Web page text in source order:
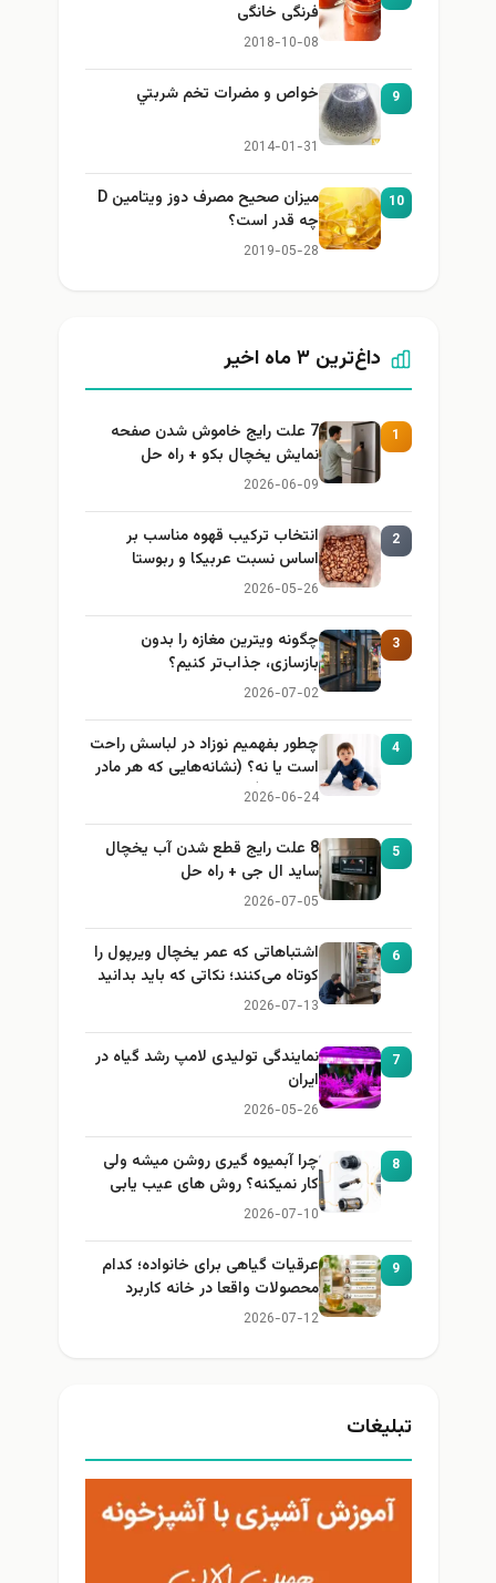
فرنگی خانگی
2018-10-08
9 خواص و مضرات تخم شربتي
2014-01-31
10
میزان صحیح مصرف دوز ویتامین D
چه قدر است؟
2019-05-28
داغ‌ترین ۳ ماه اخیر
1
7 علت رایج خاموش شدن صفحه
نمایش یخچال بکو + راه حل
2026-06-09
2
انتخاب ترکیب قهوه مناسب بر
اساس نسبت عربیکا و ربوستا
2026-05-26
3
چگونه ویترین مغازه را بدون
بازسازی، جذاب‌تر کنیم؟
2026-07-02
4
چطور بفهمیم نوزاد در لباسش راحت
است یا نه؟ (نشانه‌هایی که هر مادر
باید بداند)
2026-06-24
5
8 علت رایج قطع شدن آب یخچال
ساید ال جی + راه حل
2026-07-05
6
اشتباهاتی که عمر یخچال ویرپول را
کوتاه می‌کنند؛ نکاتی که باید بدانید
2026-07-13
7
نمایندگی تولیدی لامپ رشد گیاه در
ایران
2026-05-26
8
چرا آبمیوه گیری روشن میشه ولی
کار نمیکنه؟ روش های عیب یابی
2026-07-10
9
عرقیات گیاهی برای خانواده؛ کدام
محصولات واقعا در خانه کاربرد
دارند؟
2026-07-12
تبلیغات